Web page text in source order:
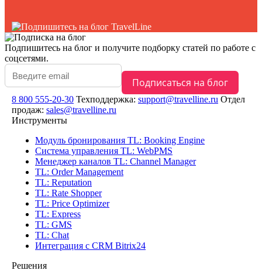
Подпишитесь на блог и получите подборку статей по работе с
соцсетями.
8 800 555-20-30 Техподдержка: support@travelline.ru Отдел
продаж: sales@travelline.ru
Инструменты
Модуль бронирования TL: Booking Engine
Система управления TL: WebPMS
Менеджер каналов TL: Channel Manager
TL: Order Management
TL: Reputation
TL: Rate Shopper
TL: Price Optimizer
TL: Express
TL: GMS
TL: Chat
Интеграция с CRM Bitrix24
Решения